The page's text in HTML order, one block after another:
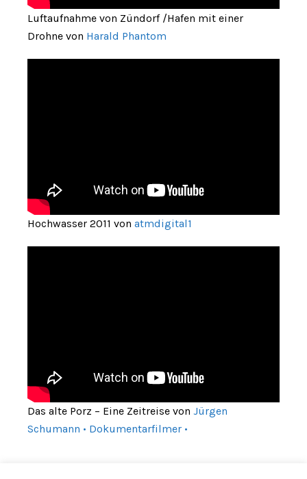
Luftaufnahme von Zündorf /Hafen mit einer
Drohne von Harald Phantom
Hochwasser 2011 von atmdigital1
Das alte Porz – Eine Zeitreise von Jürgen
Schumann • Dokumentarfilmer •